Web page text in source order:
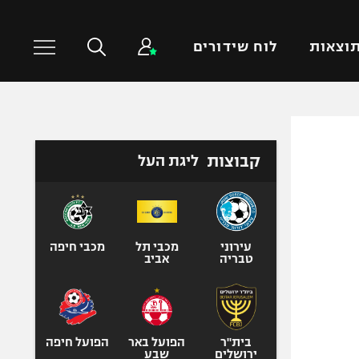
תוצאות לוח שידורים
טניס
כדורעף
ספורט אולימפי
קבוצות ליגת העל
עירוני
טבריה
מכבי תל
אביב
מכבי חיפה
בית"ר
ירושלים
הפועל באר
שבע
הפועל חיפה